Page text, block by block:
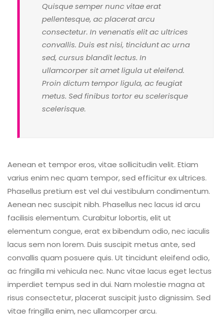
Quisque semper nunc vitae erat
pellentesque, ac placerat arcu
consectetur. In venenatis elit ac ultrices
convallis. Duis est nisi, tincidunt ac urna
sed, cursus blandit lectus. In
ullamcorper sit amet ligula ut eleifend.
Proin dictum tempor ligula, ac feugiat
metus. Sed finibus tortor eu scelerisque
scelerisque.
Aenean et tempor eros, vitae sollicitudin velit. Etiam
varius enim nec quam tempor, sed efficitur ex ultrices.
Phasellus pretium est vel dui vestibulum condimentum.
Aenean nec suscipit nibh. Phasellus nec lacus id arcu
facilisis elementum. Curabitur lobortis, elit ut
elementum congue, erat ex bibendum odio, nec iaculis
lacus sem non lorem. Duis suscipit metus ante, sed
convallis quam posuere quis. Ut tincidunt eleifend odio,
ac fringilla mi vehicula nec. Nunc vitae lacus eget lectus
imperdiet tempus sed in dui. Nam molestie magna at
risus consectetur, placerat suscipit justo dignissim. Sed
vitae fringilla enim, nec ullamcorper arcu.